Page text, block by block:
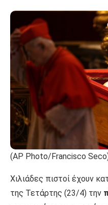
(AP Photo/Francisco
Χιλιάδες πιστοί έχουν
της Τετάρτης (23/4) την